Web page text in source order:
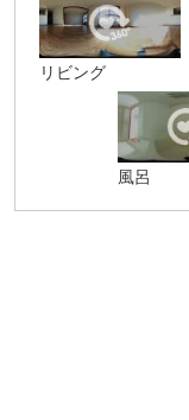
リビング
風呂